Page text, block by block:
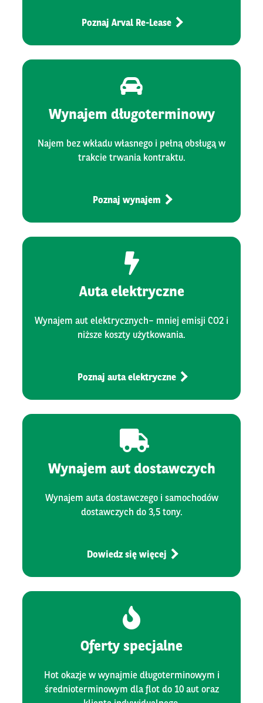
Poznaj Arval Re-Lease
Wynajem długoterminowy
Najem bez wkładu własnego i pełną obsługą w
trakcie trwania kontraktu.
Poznaj wynajem
Auta elektryczne
Wynajem aut elektrycznych– mniej emisji CO2 i
niższe koszty użytkowania.
Poznaj auta elektryczne
Wynajem aut dostawczych
Wynajem auta dostawczego i samochodów
dostawczych do 3,5 tony.
Dowiedz się więcej
Oferty specjalne
Hot okazje w wynajmie długoterminowym i
średnioterminowym dla flot do 10 aut oraz